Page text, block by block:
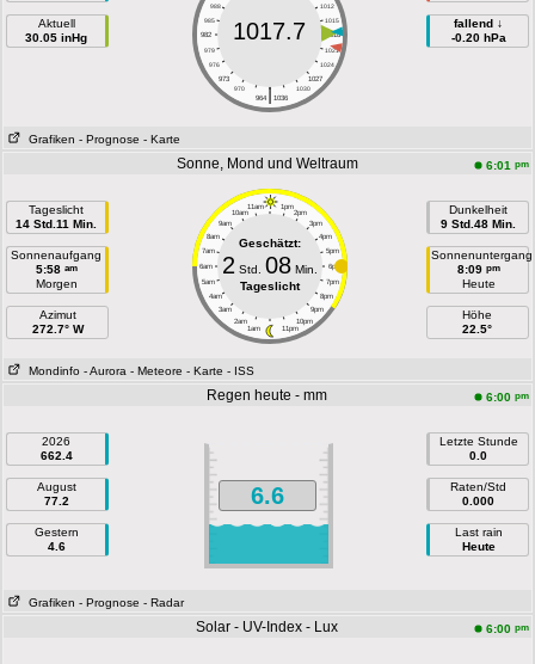
Aktuell
30.05 inHg
988
1012
985
1015
982
1018
979
1021
976
1024
973
1027
970
1030
|
964 1036
1017.7
fallend ↓
-0.20 hPa
Grafiken - Prognose - Karte
Sonne, Mond und Weltraum 6:01 pm
Tageslicht
14 Std.11 Min.
Sonnenaufgang
5:58 am
Morgen
Azimut
272.7° W
11am 1pm
10am 2pm
9am 3pm
8am 4pm
7am 5pm
6am 6pm
5am 7pm
4am 8pm
3am 9pm
2am 10pm
1am 11pm
Geschätzt:
2 Std. 08Min.
Tageslicht
Dunkelheit
9 Std.48 Min.
Sonnenuntergang
8:09 pm
Heute
Höhe
22.5°
Mondinfo - Aurora - Meteore - Karte - ISS
Regen heute - mm 6:00 pm
2026
662.4
August
77.2
Gestern
4.6
6.6
Letzte Stunde
0.0
Raten/Std
0.000
Last rain
Heute
Grafiken - Prognose - Radar
Solar - UV-Index - Lux 6:00 pm